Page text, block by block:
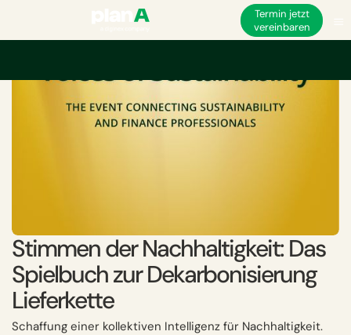
Termin jetzt
vereinbaren
Stimmen der Nachhaltigkeit: Das
Spielbuch zur Dekarbonisierung
Lieferkette
Schaffung einer kollektiven Intelligenz für Nachhaltigkeit.